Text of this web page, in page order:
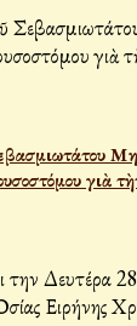
γιὰ